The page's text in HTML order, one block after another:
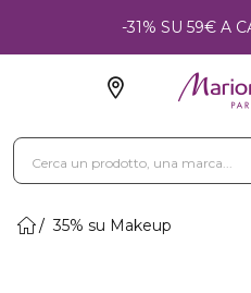
-31% SU 59€ A
35% su Makeup